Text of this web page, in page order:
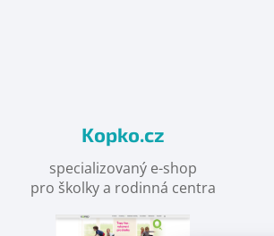
Kopko.cz
specializovaný e-shop
pro školky a rodinná centra